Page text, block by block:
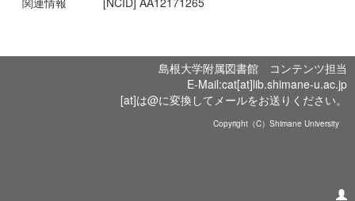
島根大学附属図書館 コンテンツ担当
E-Mail:cat[at]lib.shimane-u.ac.jp
[at]は@に変換してメールをお送りください。
Copyright（C）Shimane University